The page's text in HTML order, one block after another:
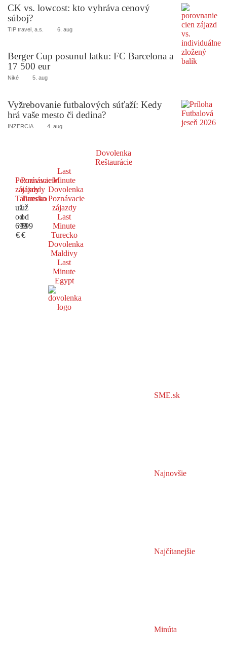
CK vs. lowcost: kto vyhráva cenový
súboj?
TIP travel, a.s. 6. aug
Berger Cup posunul latku: FC Barcelona a
17 500 eur
Niké 5. aug
Vyžrebovanie futbalových súťaží: Kedy
hrá vaše mesto či dedina?
INZERCIA 4. aug
Dovolenka
Reštaurácie
Poznávacie
zájazdy
Taliansko
už
od
699
€
Poznávacie
zájazdy
Turecko
už
od
599
€
Last
Minute
Dovolenka
Poznávacie
zájazdy
Last
Minute
Turecko
Dovolenka
Maldivy
Last
Minute
Egypt
SME.sk
Najnovšie
Najčítanejšie
Minúta